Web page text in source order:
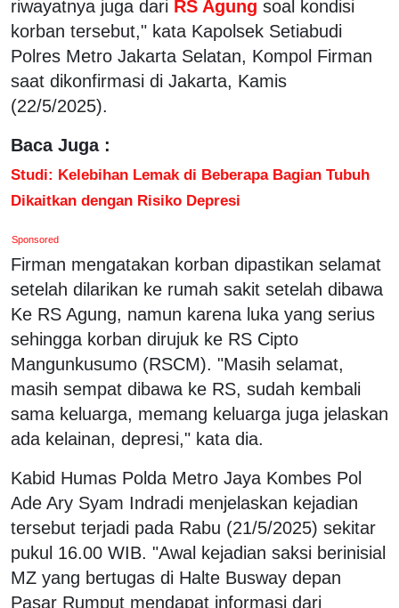
riwayatnya juga dari RS Agung soal kondisi
korban tersebut," kata Kapolsek Setiabudi
Polres Metro Jakarta Selatan, Kompol Firman
saat dikonfirmasi di Jakarta, Kamis
(22/5/2025).
Baca Juga :
Studi: Kelebihan Lemak di Beberapa Bagian Tubuh
Dikaitkan dengan Risiko Depresi
Sponsored
Firman mengatakan korban dipastikan selamat
setelah dilarikan ke rumah sakit setelah dibawa
Ke RS Agung, namun karena luka yang serius
sehingga korban dirujuk ke RS Cipto
Mangunkusumo (RSCM). "Masih selamat,
masih sempat dibawa ke RS, sudah kembali
sama keluarga, memang keluarga juga jelaskan
ada kelainan, depresi," kata dia.
Kabid Humas Polda Metro Jaya Kombes Pol
Ade Ary Syam Indradi menjelaskan kejadian
tersebut terjadi pada Rabu (21/5/2025) sekitar
pukul 16.00 WIB. "Awal kejadian saksi berinisial
MZ yang bertugas di Halte Busway depan
Pasar Rumput mendapat informasi dari